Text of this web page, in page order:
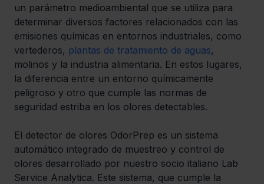
un parámetro medioambiental que se utiliza para
determinar diversos factores relacionados con las
emisiones químicas en entornos industriales, como
vertederos, plantas de tratamiento de aguas,
molinos y la industria alimentaria. En estos lugares,
la diferencia entre un entorno químicamente
peligroso y otro que cumple las normas de
seguridad estriba en los olores detectables.
El detector de olores OdorPrep es un sistema
automático integrado de muestreo y control de
olores desarrollado por nuestro socio italiano Lab
Service Analytica. Este sistema, que cumple la